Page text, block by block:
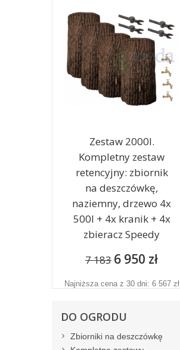
Zestaw 2000l.
Kompletny zestaw
retencyjny: zbiornik
na deszczówkę,
naziemny, drzewo 4x
500l + 4x kranik + 4x
zbieracz Speedy
7 183 6 950 zł
Najniższa cena z 30 dni: 6 567 zł
DO OGRODU
Zbiorniki na deszczówkę